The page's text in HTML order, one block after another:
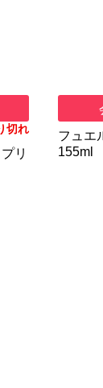
切れ
リ
フュエ
155ml